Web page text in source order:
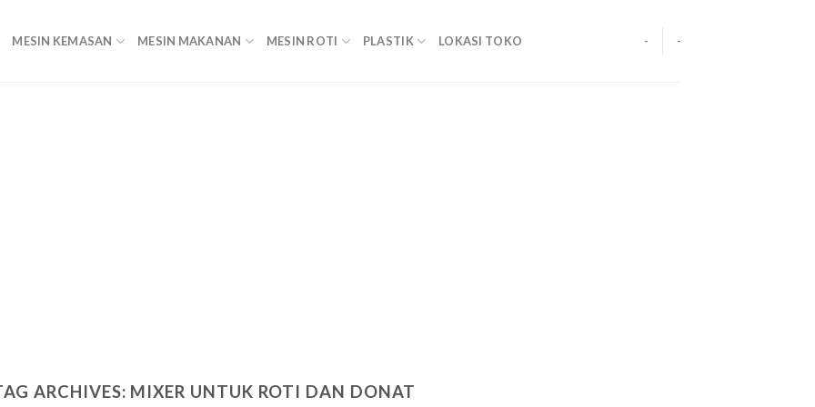
MESIN KEMASAN MESIN MAKANAN MESIN ROTI PLASTIK LOKASI TOKO - -
ARCHIVES: MIXER UNTUK ROTI DAN DONAT